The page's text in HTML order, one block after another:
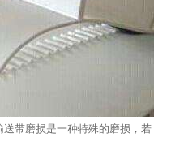
送带磨损是一种特殊的磨损，若